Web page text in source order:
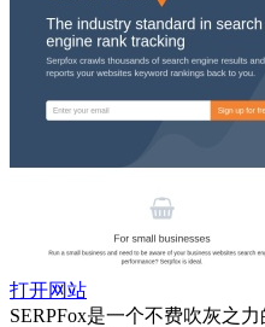
打开网站
SERPFox是一个不费吹灰之